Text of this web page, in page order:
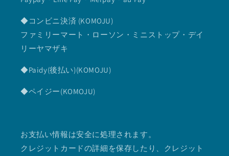
◆コンビニ決済 (KOMOJU)
ファミリーマート・ローソン・ミニストップ・デイ
リーヤマザキ
◆Paidy(後払い)(KOMOJU)
◆ペイジー(KOMOJU)
お支払い情報は安全に処理されます。
クレジットカードの詳細を保存したり、クレジット